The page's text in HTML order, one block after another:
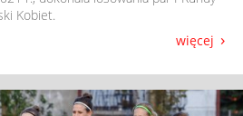
Kobiet.
więcej